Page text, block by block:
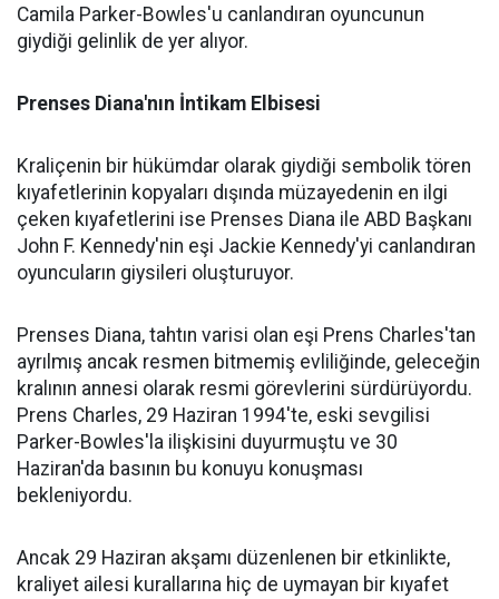
Camila Parker-Bowles'u canlandıran oyuncunun
giydiği gelinlik de yer alıyor.
Prenses Diana'nın İntikam Elbisesi
Kraliçenin bir hükümdar olarak giydiği sembolik tören
kıyafetlerinin kopyaları dışında müzayedenin en ilgi
çeken kıyafetlerini ise Prenses Diana ile ABD Başkanı
John F. Kennedy'nin eşi Jackie Kennedy'yi canlandıran
oyuncuların giysileri oluşturuyor.
Prenses Diana, tahtın varisi olan eşi Prens Charles'tan
ayrılmış ancak resmen bitmemiş evliliğinde, geleceğin
kralının annesi olarak resmi görevlerini sürdürüyordu.
Prens Charles, 29 Haziran 1994'te, eski sevgilisi
Parker-Bowles'la ilişkisini duyurmuştu ve 30
Haziran'da basının bu konuyu konuşması
bekleniyordu.
Ancak 29 Haziran akşamı düzenlenen bir etkinlikte,
kraliyet ailesi kurallarına hiç de uymayan bir kıyafet